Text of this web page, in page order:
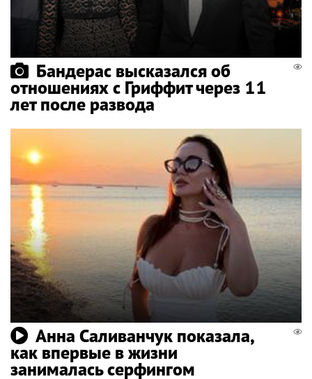
Бандерас высказался об
отношениях с Гриффит через 11
лет после развода
Анна Саливанчук показала,
как впервые в жизни
занималась серфингом